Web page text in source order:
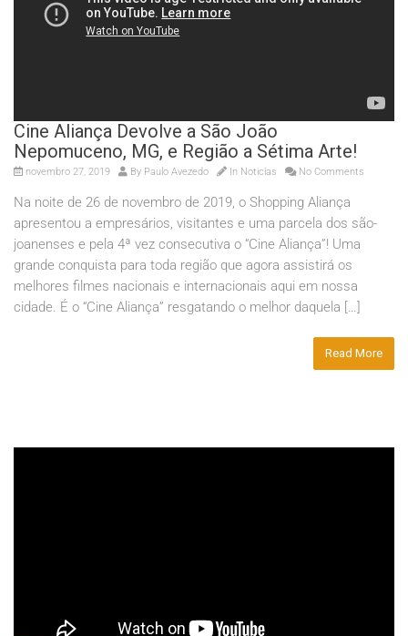
Cine Aliança Devolve a São João
Nepomuceno, MG, e Região a Sétima Arte!
novembro 27, 2019 By Paulo Avezedo In Noticias No Comments
Na noite de 26 de novembro de 2019, o Shopping Aliança
apresentou a empresários, visitantes e uma parcela dos são-
joanenses e pela 4ª vez consecutiva o “Cine Aliança”! Uma
grande conquista para toda região que agora assistirá os
melhores filmes nacionais e internacionais aqui em nossa
cidade. É o “Cine Aliança” resgatando o melhor daquela […]
Read More